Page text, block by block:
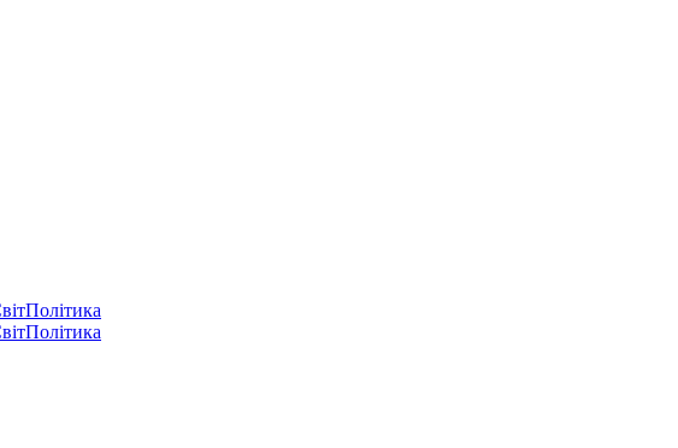
Політика
Політика